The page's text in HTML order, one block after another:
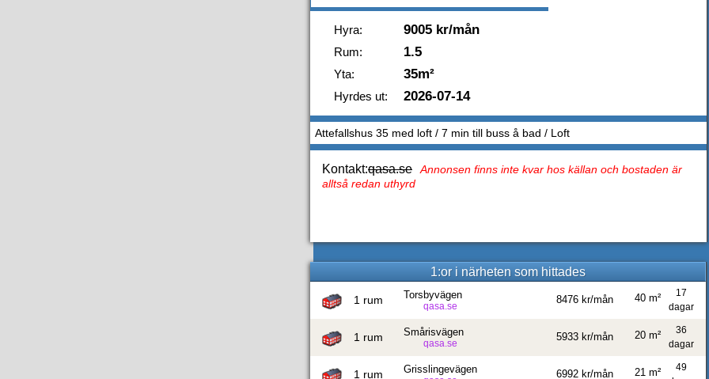
Hyra: 9005 kr/mån
Rum: 1.5
Yta: 35m²
Hyrdes ut: 2026-07-14
Attefallshus 35 med loft / 7 min till buss å bad / Loft
Kontakt:qasa.se
Annonsen finns inte kvar hos källan och bostaden är
alltså redan uthyrd
1:or i närheten som hittades
1 rum Torsbyvägen
qasa.se
8476 kr/mån
17
dagar
40 m²
1 rum Smårisvägen
qasa.se
5933 kr/mån
36
dagar
20 m²
1 rum Grisslingevägen 6992 kr/mån
49
21 m²